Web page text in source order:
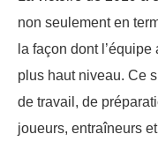
non seulement en
la façon dont
plus haut niveau. Ce
de travail, de
joueurs, entraîneurs